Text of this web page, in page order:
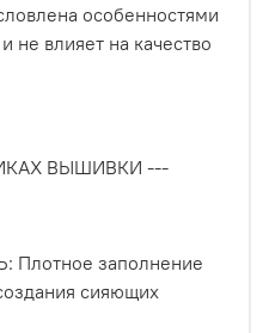
особенностями
не влияет на качество
ВЫШИВКИ ---
заполнение
сияющих